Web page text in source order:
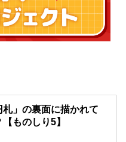
札」の裏面に描かれて
ものしり5】